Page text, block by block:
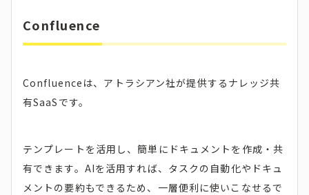
Confluence
Confluenceは、アトラシアン社が提供するナレッジ共
有SaaSです。
テンプレートを活用し、簡単にドキュメントを作成・共
有できます。AIを活用すれば、タスクの自動化やドキュ
メントの要約もできるため、一層便利に使いこなせるで